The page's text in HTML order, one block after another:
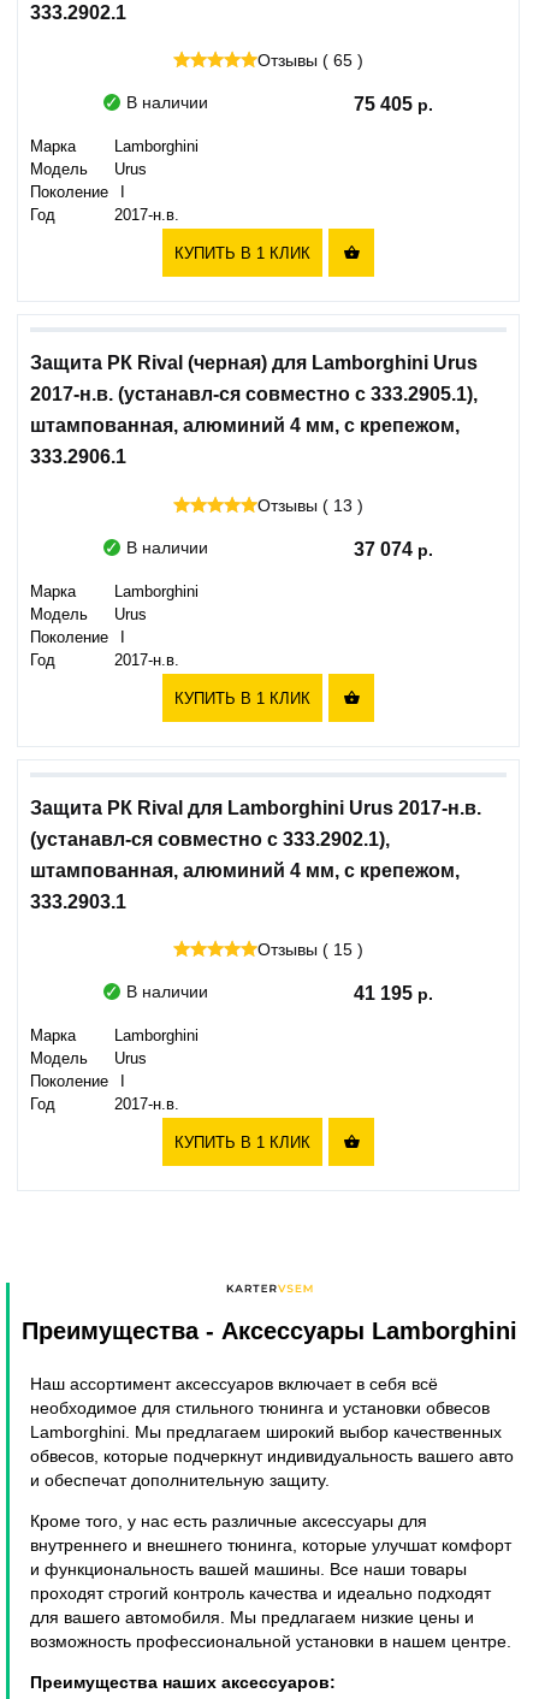
333.2902.1
Отзывы ( 65 )
В наличии 75 405
Марка
Lamborghini
Модель
Urus
Поколение
Год
2017-н.в.
КУПИТЬ В 1 КЛИК 
Защита РК Rival (черная) для Lamborghini Urus
2017-н.в. (устанавл-ся совместно с 333.2905.1),
штампованная, алюминий 4 мм, с крепежом,
333.2906.1
Отзывы ( 13 )
В наличии 37 074
Марка
Lamborghini
Модель
Urus
Поколение
Год
2017-н.в.
КУПИТЬ В 1 КЛИК 
Защита РК Rival для Lamborghini Urus 2017-н.в.
(устанавл-ся совместно с 333.2902.1),
штампованная, алюминий 4 мм, с крепежом,
333.2903.1
Отзывы ( 15 )
В наличии 41 195
Марка
Lamborghini
Модель
Urus
Поколение
Год
2017-н.в.
КУПИТЬ В 1 КЛИК 
Преимущества- Аксессуары Lamborghini
Наш ассортимент аксессуаров включает в себя всё
необходимое для стильного тюнинга и установки обвесов
Lamborghini. Мы предлагаем широкий выбор качественных
обвесов, которые подчеркнут индивидуальность вашего авто
и обеспечат дополнительную защиту.
Кроме того, у нас есть различные аксессуары для
внутреннего и внешнего тюнинга, которые улучшат комфорт
и функциональность вашей машины. Все наши товары
проходят строгий контроль качества и идеально подходят
для вашего автомобиля. Мы предлагаем низкие цены и
возможность профессиональной установки в нашем центре.
Преимущества наших аксессуаров: